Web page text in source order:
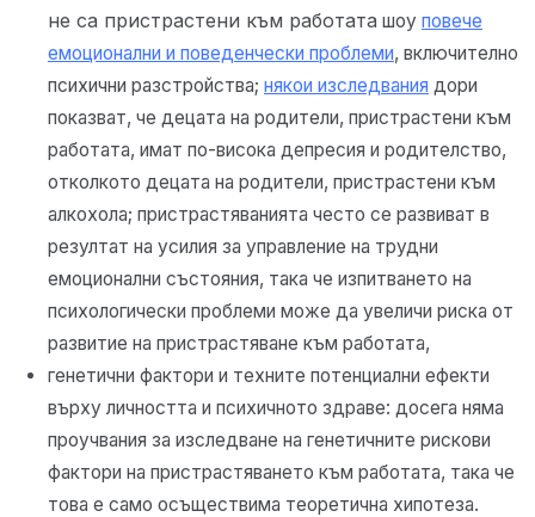
не са пристрастени към работата шоу повече
емоционални и поведенчески проблеми, включително
психични разстройства; някои изследвания дори
показват, че децата на родители, пристрастени към
работата, имат по-висока депресия и родителство,
отколкото децата на родители, пристрастени към
алкохола; пристрастяванията често се развиват в
резултат на усилия за управление на трудни
емоционални състояния, така че изпитването на
психологически проблеми може да увеличи риска от
развитие на пристрастяване към работата,
генетични фактори и техните потенциални ефекти
върху личността и психичното здраве: досега няма
проучвания за изследване на генетичните рискови
фактори на пристрастяването към работата, така че
това е само осъществима теоретична хипотеза.